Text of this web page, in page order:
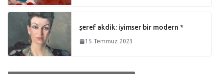
şeref akdik: iyimser bir modern *
15 Temmuz 2023